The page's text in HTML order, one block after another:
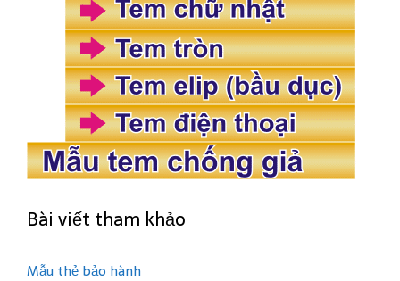
Bài viết tham khảo
Mẫu thẻ bảo hành